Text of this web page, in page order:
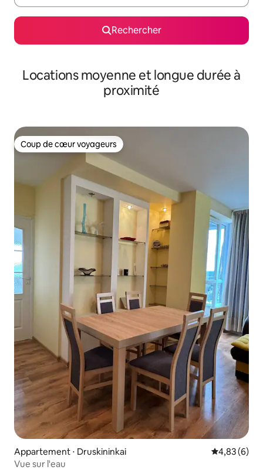
Rechercher
Locations moyenne et longue durée à
proximité
Coup de cœur voyageurs
Coup de cœur voyageurs
Appartement ⋅ Druskininkai Évaluation
4,83 (6)
Vue sur l'eau